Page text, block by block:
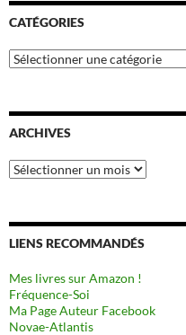
CATÉGORIES
Catégories
ARCHIVES
Archives
LIENS RECOMMANDÉS
Mes livres sur Amazon !
Fréquence-Soi
Ma Page Auteur Facebook
Novae-Atlantis